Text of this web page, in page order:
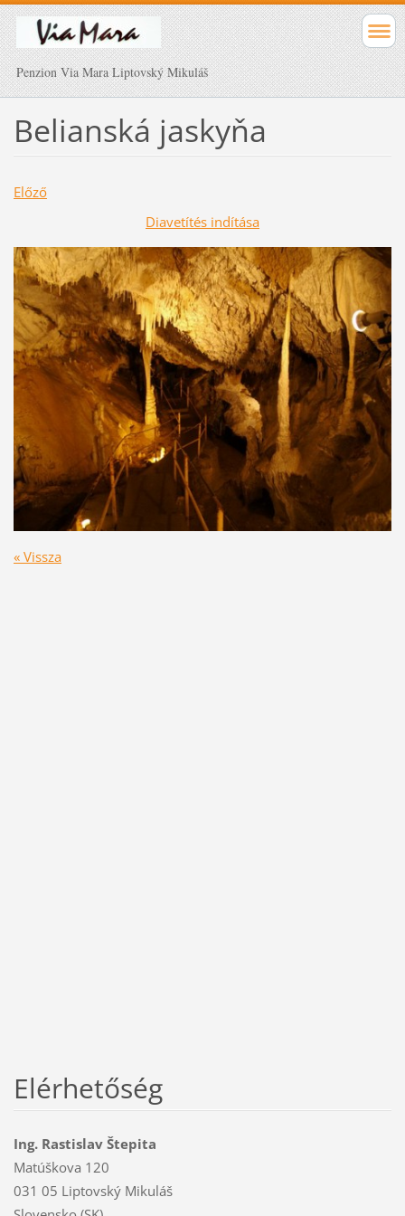
Penzion Via Mara Liptovský Mikuláš
Belianská jaskyňa
Előző
Diavetítés indítása
« Vissza
Elérhetőség
Ing. Rastislav Štepita
Matúškova 120
031 05 Liptovský Mikuláš